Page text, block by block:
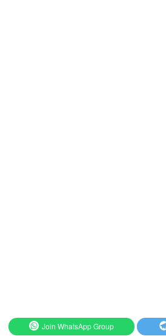
Join WhatsApp Group